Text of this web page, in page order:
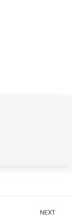
NEXT